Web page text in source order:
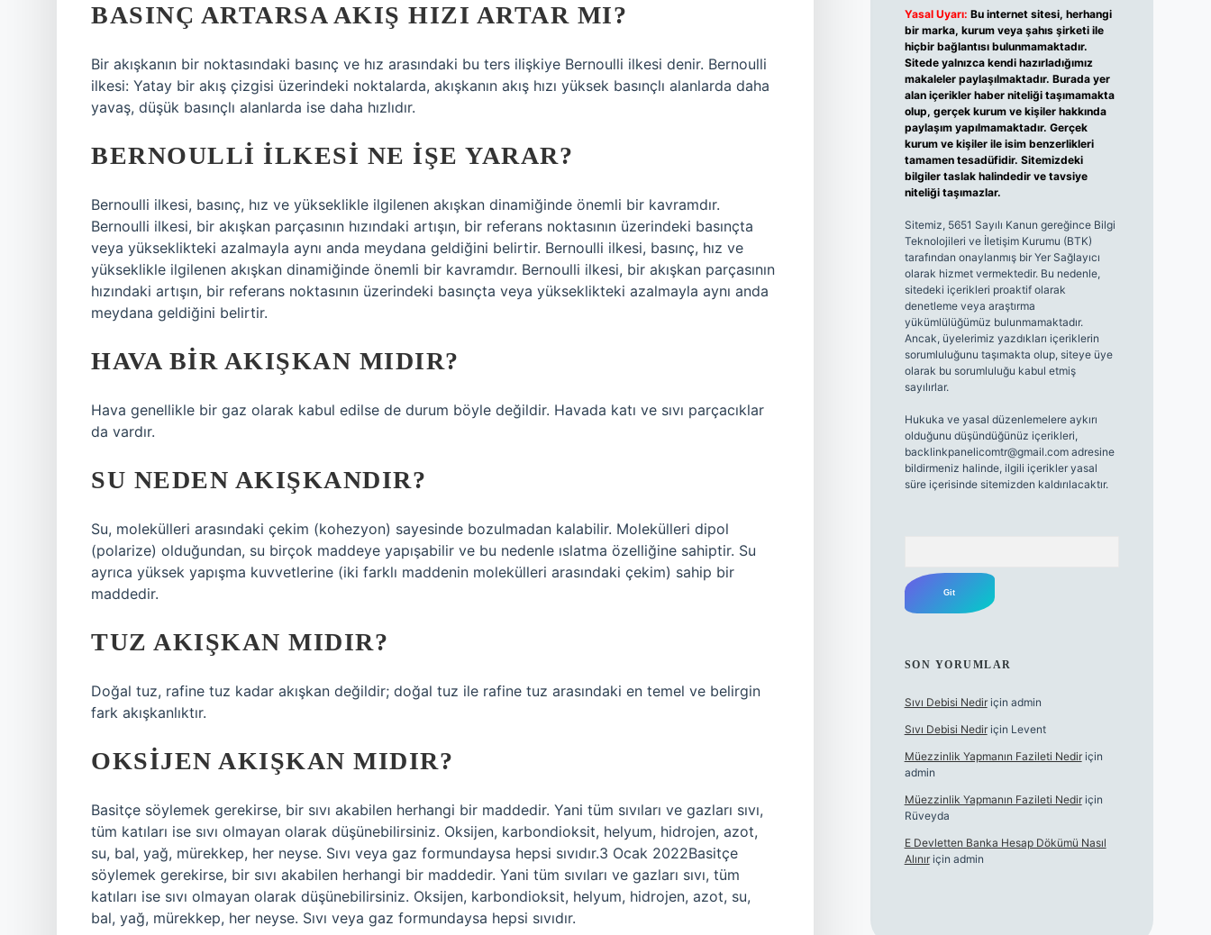
BASINÇ ARTARSA AKIŞ HIZI ARTAR MI?
Bir akışkanın bir noktasındaki basınç ve hız arasındaki bu ters ilişkiye Bernoulli ilkesi denir. Bernoulli
ilkesi: Yatay bir akış çizgisi üzerindeki noktalarda, akışkanın akış hızı yüksek basınçlı alanlarda daha
yavaş, düşük basınçlı alanlarda ise daha hızlıdır.
BERNOULLI ILKESI NE IŞE YARAR?
Bernoulli ilkesi, basınç, hız ve yükseklikle ilgilenen akışkan dinamiğinde önemli bir kavramdır.
Bernoulli ilkesi, bir akışkan parçasının hızındaki artışın, bir referans noktasının üzerindeki basınçta
veya yükseklikteki azalmayla aynı anda meydana geldiğini belirtir. Bernoulli ilkesi, basınç, hız ve
yükseklikle ilgilenen akışkan dinamiğinde önemli bir kavramdır. Bernoulli ilkesi, bir akışkan parçasının
hızındaki artışın, bir referans noktasının üzerindeki basınçta veya yükseklikteki azalmayla aynı anda
meydana geldiğini belirtir.
HAVA BIR AKIŞKAN MIDIR?
Hava genellikle bir gaz olarak kabul edilse de durum böyle değildir. Havada katı ve sıvı parçacıklar
da vardır.
SU NEDEN AKIŞKANDIR?
Su, molekülleri arasındaki çekim (kohezyon) sayesinde bozulmadan kalabilir. Molekülleri dipol
(polarize) olduğundan, su birçok maddeye yapışabilir ve bu nedenle ıslatma özelliğine sahiptir. Su
ayrıca yüksek yapışma kuvvetlerine (iki farklı maddenin molekülleri arasındaki çekim) sahip bir
maddedir.
TUZ AKIŞKAN MIDIR?
Doğal tuz, rafine tuz kadar akışkan değildir; doğal tuz ile rafine tuz arasındaki en temel ve belirgin
fark akışkanlıktır.
OKSIJEN AKIŞKAN MIDIR?
Basitçe söylemek gerekirse, bir sıvı akabilen herhangi bir maddedir. Yani tüm sıvıları ve gazları sıvı,
tüm katıları ise sıvı olmayan olarak düşünebilirsiniz. Oksijen, karbondioksit, helyum, hidrojen, azot,
su, bal, yağ, mürekkep, her neyse. Sıvı veya gaz formundaysa hepsi sıvıdır.3 Ocak 2022Basitçe
söylemek gerekirse, bir sıvı akabilen herhangi bir maddedir. Yani tüm sıvıları ve gazları sıvı, tüm
katıları ise sıvı olmayan olarak düşünebilirsiniz. Oksijen, karbondioksit, helyum, hidrojen, azot, su,
bal, yağ, mürekkep, her neyse. Sıvı veya gaz formundaysa hepsi sıvıdır.
Yasal Uyarı: Bu internet sitesi, herhangi
bir marka, kurum veya şahıs şirketi ile
hiçbir bağlantısı bulunmamaktadır.
Sitede yalnızca kendi hazırladığımız
makaleler paylaşılmaktadır. Burada yer
alan içerikler haber niteliği taşımamakta
olup, gerçek kurum ve kişiler hakkında
paylaşım yapılmamaktadır. Gerçek
kurum ve kişiler ile isim benzerlikleri
tamamen tesadüfidir. Sitemizdeki
bilgiler taslak halindedir ve tavsiye
niteliği taşımazlar.
Sitemiz, 5651 Sayılı Kanun gereğince Bilgi
Teknolojileri ve İletişim Kurumu (BTK)
tarafından onaylanmış bir Yer Sağlayıcı
olarak hizmet vermektedir. Bu nedenle,
sitedeki içerikleri proaktif olarak
denetleme veya araştırma
yükümlülüğümüz bulunmamaktadır.
Ancak, üyelerimiz yazdıkları içeriklerin
sorumluluğunu taşımakta olup, siteye üye
olarak bu sorumluluğu kabul etmiş
sayılırlar.
Hukuka ve yasal düzenlemelere aykırı
olduğunu düşündüğünüz içerikleri,
backlinkpanelicomtr@gmail.comadresine
bildirmeniz halinde, ilgili içerikler yasal
süre içerisinde sitemizden kaldırılacaktır.
SON YORUMLAR
Sıvı Debisi Nediriçin admin
Sıvı Debisi Nediriçin Levent
Müezzinlik Yapmanın Fazileti Nediriçin
admin
Müezzinlik Yapmanın Fazileti Nediriçin
Rüveyda
E Devletten Banka Hesap Dökümü Nasıl
Alınıriçin admin